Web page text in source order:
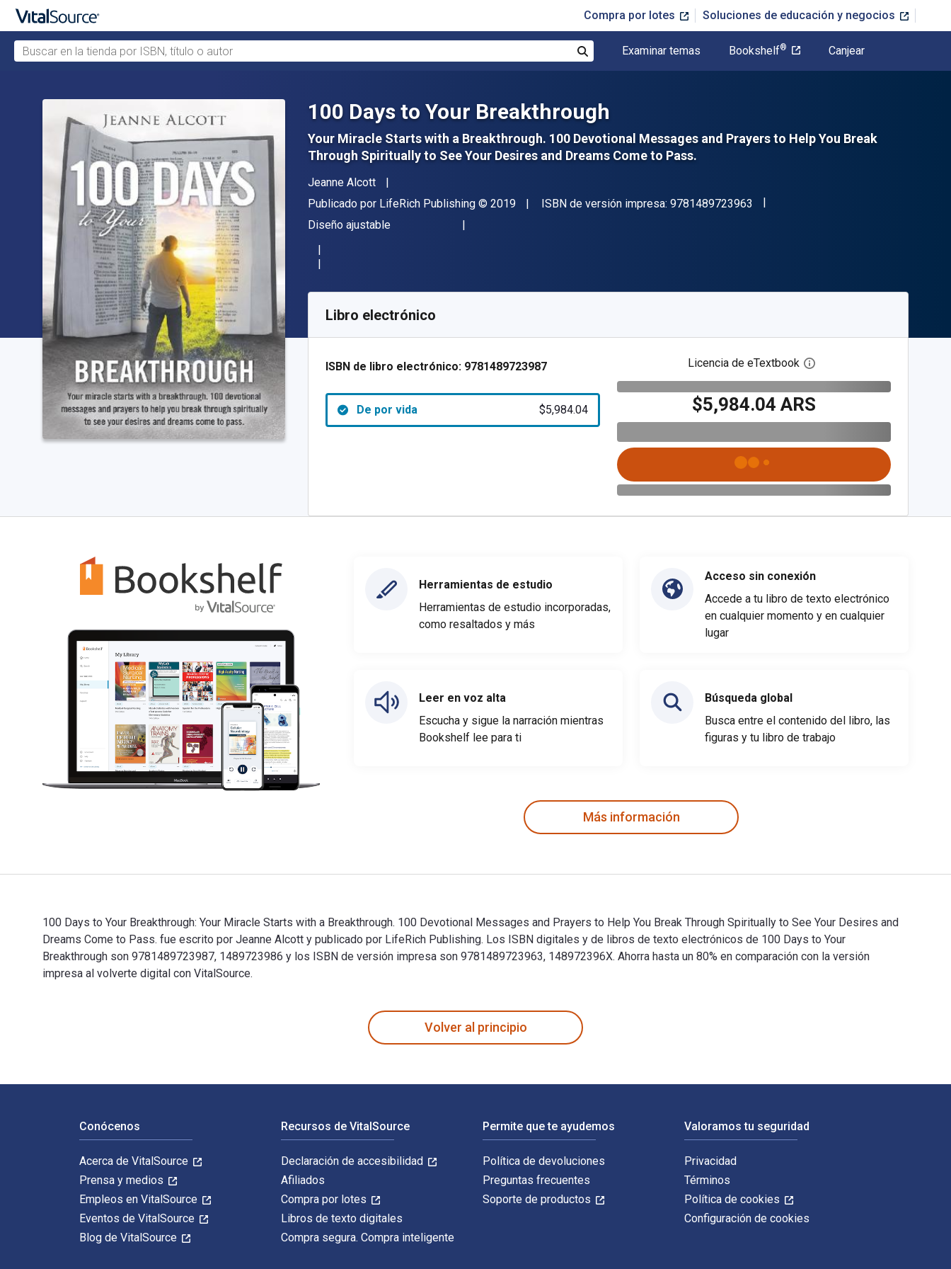
Compra por lotes Soluciones de educación y negocios
Buscar en la tienda por ISBN, título o autor
Examinar temas Bookshelf® Canjear
100 Days to Your Breakthrough
Your Miracle Starts with a Breakthrough. 100 Devotional Messages and Prayers to Help You Break
Through Spiritually to See Your Desires and Dreams Come to Pass.
Autor(es)
Jeanne Alcott
Editor
Publicado por LifeRich Publishing Copyright
© 2019 ISBN de versión impresa: 9781489723963 "ISBN-13 9781489723963"
Formato
Diseño ajustable
SKU:
Libro electrónico
ISBN de libro electrónico: 9781489723987
De por vida $5,984.04
Licencia de eTextbook Abre el cuadro de diálogo
$5,984.04 ARS
Herramientas de estudio
Herramientas de estudio incorporadas,
como resaltados y más
Leer en voz alta
Escucha y sigue la narración mientras
Bookshelf lee para ti
Acceso sin conexión
Accede a tu libro de texto electrónico
en cualquier momento y en cualquier
lugar
Búsqueda global
Busca entre el contenido del libro, las
figuras y tu libro de trabajo
Más información
100 Days to Your Breakthrough: Your Miracle Starts with a Breakthrough. 100 Devotional Messages and Prayers to Help You Break Through Spiritually to See Your Desires and
Dreams Come to Pass. fue escrito por Jeanne Alcott y publicado por LifeRich Publishing. Los ISBN digitales y de libros de texto electrónicos de 100 Days to Your
Breakthrough son 9781489723987, 1489723986 y los ISBN de versión impresa son 9781489723963, 148972396X. Ahorra hasta un 80% en comparación con la versión
impresa al volverte digital con VitalSource.
Volver al principio
Conócenos
Acerca de VitalSource
Prensa y medios
Empleos en VitalSource
Eventos de VitalSource
Blog de VitalSource
Recursos de VitalSource
Declaración de accesibilidad
Afiliados
Compra por lotes
Libros de texto digitales
Compra segura. Compra inteligente
Permite que te ayudemos
Política de devoluciones
Preguntas frecuentes
Soporte de productos
Valoramos tu seguridad
Privacidad
Términos
Política de cookies
Configuración de cookies